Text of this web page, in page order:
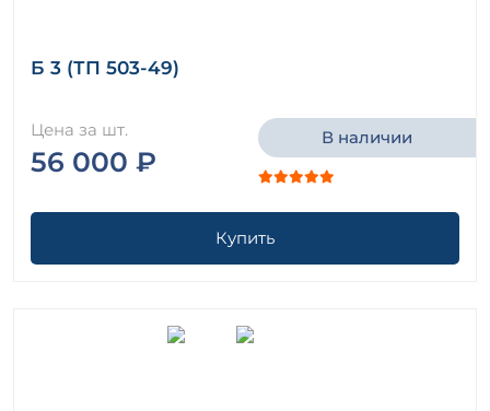
Б 3 (ТП 503-49)
Цена за шт.
56 000 ₽
В наличии
Купить